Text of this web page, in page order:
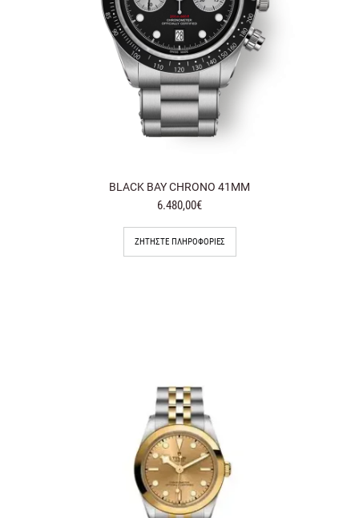
BLACK BAY CHRONO 41MM
6.480,00€
ΖΗΤΉΣΤΕ ΠΛΗΡΟΦΟΡΊΕΣ